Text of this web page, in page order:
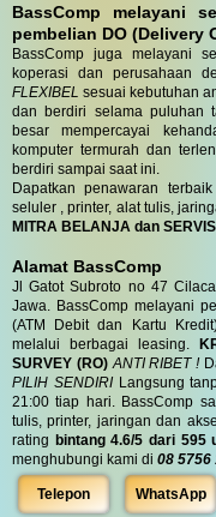
BassComp melayani
pembelian DO (Delivery
BassComp juga melayani
koperasi dan perusahaan
FLEXIBEL sesuai kebutuhan
dan berdiri selama puluhan
besar mempercayai
komputer termurah dan
berdiri sampai saat ini.
Dapatkan penawaran
seluler , printer, alat tulis,
MITRA BELANJA dan
Alamat BassComp
Jl Gatot Subroto no 47
Jawa. BassComp melayani
(ATM Debit dan Kartu
melalui berbagai leasing.
SURVEY (RO) ANTI RIBET !
PILIH SENDIRILangsung
21:00 tiap hari. BassComp
tulis, printer, jaringan dan
rating bintang 4.6/5 dari 595
menghubungi kami di 08 5756
Telepon WhatsApp